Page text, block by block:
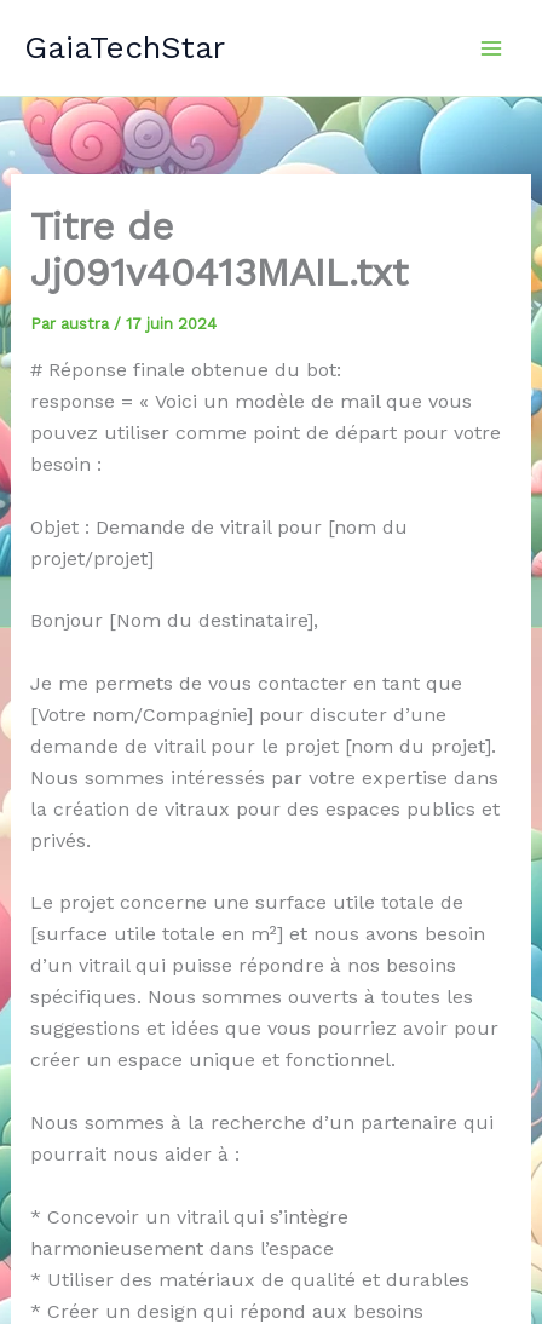
GaiaTechStar
Titre de
Jj091v40413MAIL.txt
Par austra / 17 juin 2024
# Réponse finale obtenue du bot:
response = « Voici un modèle de mail que vous
pouvez utiliser comme point de départ pour votre
besoin :
Objet : Demande de vitrail pour [nom du
projet/projet]
Bonjour [Nom du destinataire],
Je me permets de vous contacter en tant que
[Votre nom/Compagnie] pour discuter d’une
demande de vitrail pour le projet [nom du projet].
Nous sommes intéressés par votre expertise dans
la création de vitraux pour des espaces publics et
privés.
Le projet concerne une surface utile totale de
[surface utile totale en m²] et nous avons besoin
d’un vitrail qui puisse répondre à nos besoins
spécifiques. Nous sommes ouverts à toutes les
suggestions et idées que vous pourriez avoir pour
créer un espace unique et fonctionnel.
Nous sommes à la recherche d’un partenaire qui
pourrait nous aider à :
* Concevoir un vitrail qui s’intègre
harmonieusement dans l’espace
* Utiliser des matériaux de qualité et durables
* Créer un design qui répond aux besoins